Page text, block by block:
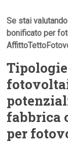
Se stai
bonificato per
fabbrica
per